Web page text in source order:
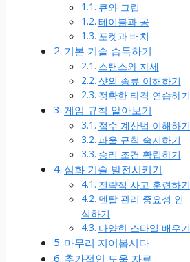
큐와 그립
테이블과 공
포켓과 배치
기본 기술 습득하기
스탠스와 자세
샷의 종류 이해하기
정확한 타격 연습하기
게임 규칙 알아보기
점수 계산법 이해하기
파울 규칙 숙지하기
승리 조건 확립하기
심화 기술 발전시키기
전략적 사고 훈련하기
멘탈 관리 중요성 인
식하기
다양한 스타일 배우기
마무리 지어봅시다
추가적인 도움 자료